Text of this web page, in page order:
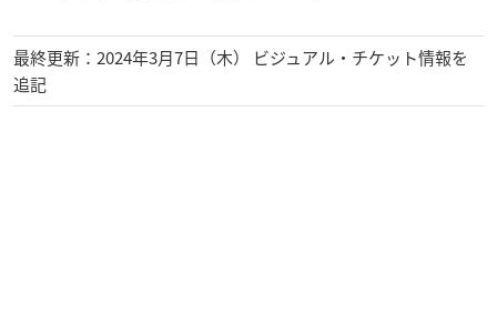
最終更新：2024年3月7日（木） ビジュアル・チケット情報を
追記